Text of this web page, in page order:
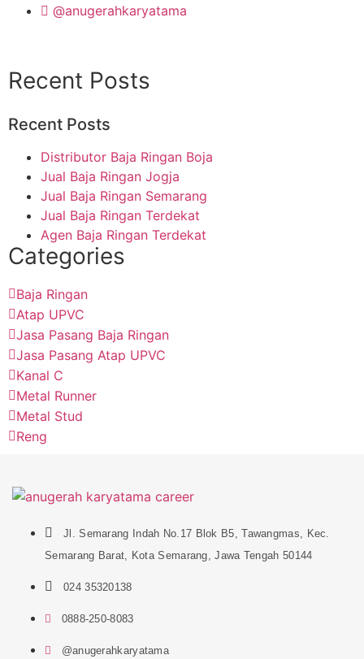
@anugerahkaryatama
Recent Posts
Recent Posts
Distributor Baja Ringan Boja
Jual Baja Ringan Jogja
Jual Baja Ringan Semarang
Jual Baja Ringan Terdekat
Agen Baja Ringan Terdekat
Categories
Baja Ringan
Atap UPVC
Jasa Pasang Baja Ringan
Jasa Pasang Atap UPVC
Kanal C
Metal Runner
Metal Stud
Reng
Jl. Semarang Indah No.17 Blok B5, Tawangmas, Kec.
Semarang Barat, Kota Semarang, Jawa Tengah 50144
024 35320138
0888-250-8083
@anugerahkaryatama